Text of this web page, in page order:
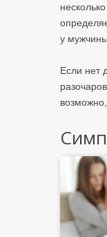
у мужчины.
Если нет